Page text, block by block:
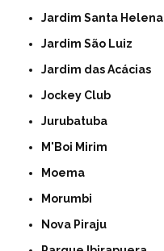
Jardim Santa Helena
Jardim São Luiz
Jardim das Acácias
Jockey Club
Jurubatuba
M'Boi Mirim
Moema
Morumbi
Nova Piraju